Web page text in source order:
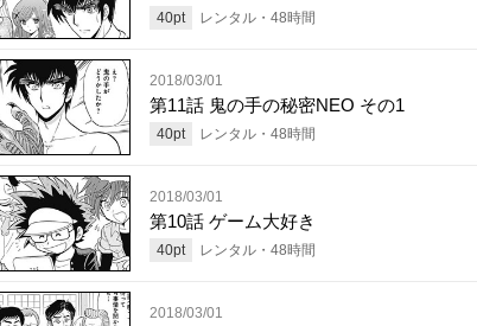
40pt レンタル・ 48時間
2018/03/01
第11話 鬼の手の秘密NEO その1
40pt レンタル・ 48時間
2018/03/01
第10話 ゲーム大好き
40pt レンタル・ 48時間
2018/03/01